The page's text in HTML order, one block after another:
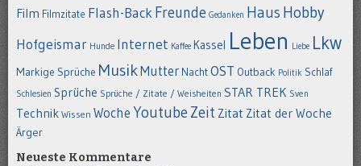
Film Filmzitate Flash-BackFreunde Gedanken Haus Hobby
Hofgeismar Hunde Internet Kaffee Kassel Leben Liebe Lkw
Markige Sprüche MusikMutter NachtOST Outback Politik Schlaf
Schlesien Sprüche Sprüche / Zitate / Weisheiten STAR TREK Sven
Technik Wissen Woche Youtube Zeit Zitat Zitat der Woche
Ärger
Neueste Kommentare